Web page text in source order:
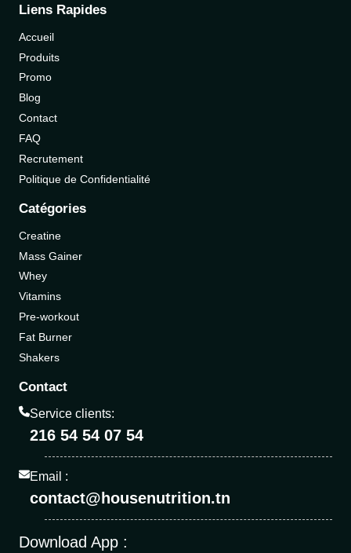
Liens Rapides
Accueil
Produits
Promo
Blog
Contact
FAQ
Recrutement
Politique de Confidentialité
Catégories
Creatine
Mass Gainer
Whey
Vitamins
Pre-workout
Fat Burner
Shakers
Contact
Service clients:
216 54 54 07 54
Email :
contact@housenutrition.tn
Download App :